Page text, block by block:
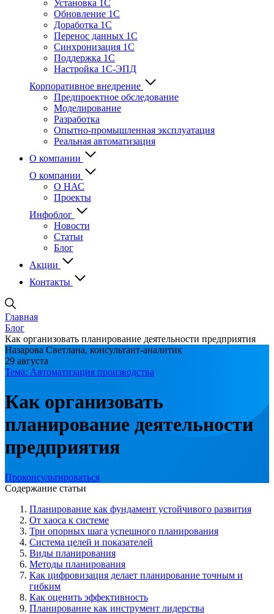
Установка 1С
Обновление 1С
Доработка 1С
Перенос данных 1С
Синхронизация 1С
Поддержка 1С
Настройка 1С-ЭПД
Корпоративное внедрение
Предпроектное обследование
Моделирование
Разработка
Опытно-промышленная эксплуатация
Реальная автоматизация
О компании
О компании
О НАС
Проекты
Инфоблог
Новости
Статьи
Блог
Акции
Контакты
Главная
Блог
Как организовать планирование деятельности предприятия
Назарова Светлана, консультант-аналитик
29 августа
Тема: Автоматизация производства
Как организовать
планирование деятельности
предприятия
Проконсультироваться
Содержание статьи
Планирование как фундамент устойчивого развития
От хаоса к системе
Три опорных шага успешного планирования
Система целей и показателей
Виды планирования
Методы планирования
Как цифровизация делает планирование точным и
гибким
Как оценить эффективность
Планирование как инструмент лидерства